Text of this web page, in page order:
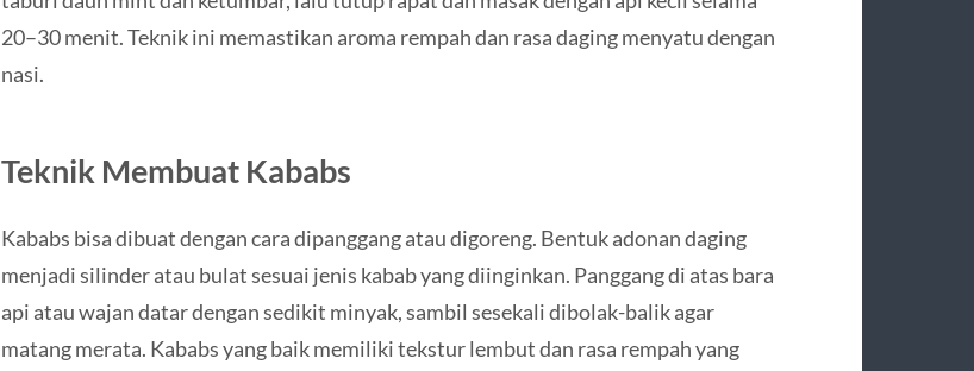
20–30 menit. Teknik ini memastikan aroma rempah dan rasa daging menyatu dengan
nasi.
Teknik Membuat Kababs
Kababs bisa dibuat dengan cara dipanggang atau digoreng. Bentuk adonan daging
menjadi silinder atau bulat sesuai jenis kabab yang diinginkan. Panggang di atas bara
api atau wajan datar dengan sedikit minyak, sambil sesekali dibolak-balik agar
matang merata. Kababs yang baik memiliki tekstur lembut dan rasa rempah yang